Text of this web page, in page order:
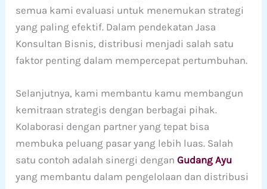
semua kami evaluasi untuk menemukan strategi
yang paling efektif. Dalam pendekatan Jasa
Konsultan Bisnis, distribusi menjadi salah satu
faktor penting dalam mempercepat pertumbuhan.
Selanjutnya, kami membantu kamu membangun
kemitraan strategis dengan berbagai pihak.
Kolaborasi dengan partner yang tepat bisa
membuka peluang pasar yang lebih luas. Salah
satu contoh adalah sinergi denganGudang Ayu
yang membantu dalam pengelolaan dan distribusi